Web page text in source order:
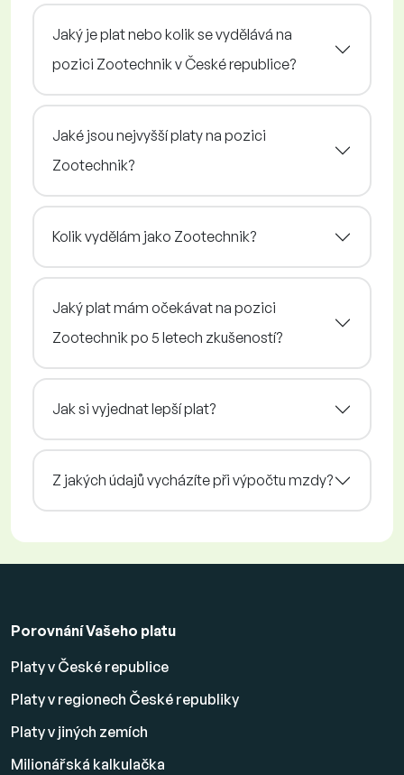
Jaký je plat nebo kolik se vydělává na
pozici Zootechnik v České republice?
Jaké jsou nejvyšší platy na pozici
Zootechnik?
Kolik vydělám jako Zootechnik?
Jaký plat mám očekávat na pozici
Zootechnik po 5 letech zkušeností?
Jak si vyjednat lepší plat?
Z jakých údajů vycházíte při výpočtu mzdy?
Porovnání Vašeho platu
Platy v České republice
Platy v regionech České republiky
Platy v jiných zemích
Milionářská kalkulačka